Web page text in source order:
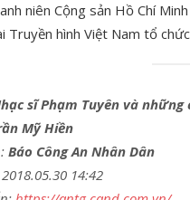
niên Cộng sản Hồ Chí
Truyền hình Việt Nam tổ
sĩ Phạm Tuyên và
Mỹ Hiền
Báo Công An Nhân Dân
14:42